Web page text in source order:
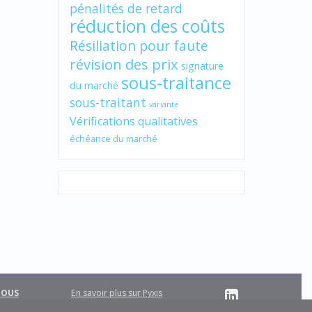
pénalités de retard
réduction des coûts
Résiliation pour faute
révision des prix signature
du marché sous-traitance
sous-traitant variante
Vérifications qualitatives
échéance du marché
En savoir plus sur Pyxis